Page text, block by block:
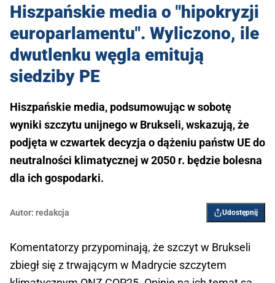
Hiszpańskie media o "hipokryzji
europarlamentu". Wyliczono, ile
dwutlenku węgla emitują
siedziby PE
Hiszpańskie media, podsumowując w sobotę
wyniki szczytu unijnego w Brukseli, wskazują, że
podjęta w czwartek decyzja o dążeniu państw UE do
neutralności klimatycznej w 2050 r. będzie bolesna
dla ich gospodarki.
Autor: redakcja Udostępnij
Komentatorzy przypominają, że szczyt w Brukseli
zbiegł się z trwającym w Madrycie szczytem